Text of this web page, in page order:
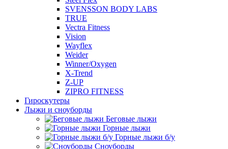
SVENSSON BODY LABS
TRUE
Vectra Fitness
Vision
Wayflex
Weider
Winner/Oxygen
X-Trend
Z-UP
ZIPRO FITNESS
Гироскутеры
Лыжи и сноуборды
Беговые лыжи
Горные лыжи
Горные лыжи б/у
Сноуборды